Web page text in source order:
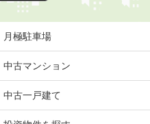
月極駐車場
中古マンション
中古一戸建て